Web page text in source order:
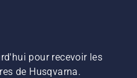
pour recevoir les
de Husqvarna.